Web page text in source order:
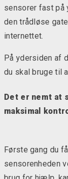
sensorer fast på
den trådløse
internettet.
På ydersiden af
du skal bruge til
Det er nemt at
maksimal
Første gang du
sensorenheden